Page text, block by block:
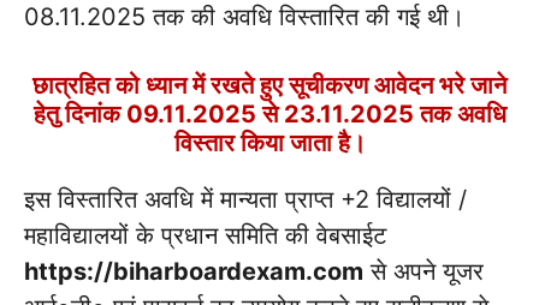
08.11.2025 तक की अवधि विस्तारित की गई थी।
छात्रहित को ध्यान में रखते हुए सूचीकरण आवेदन भरे जाने
हेतु दिनांक 09.11.2025 से 23.11.2025 तक अवधि
विस्तार किया जाता है।
इस विस्तारित अवधि में मान्यता प्राप्त +2 विद्यालयों /
महाविद्यालयों के प्रधान समिति की वेबसाईट
https://biharboardexam.com से अपने यूजर